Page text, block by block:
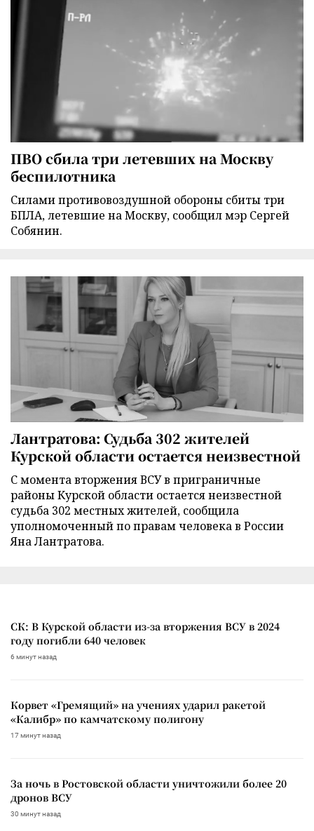
ПВО сбила три летевших на Москву
беспилотника
Силами противовоздушной обороны сбиты три
БПЛА, летевшие на Москву, сообщил мэр Сергей
Собянин.
Лантратова: Судьба 302 жителей
Курской области остается неизвестной
С момента вторжения ВСУ в приграничные
районы Курской области остается неизвестной
судьба 302 местных жителей, сообщила
уполномоченный по правам человека в России
Яна Лантратова.
СК: В Курской области из-за вторжения ВСУ в 2024
году погибли 640 человек
6 минут назад
Корвет «Гремящий» на учениях ударил ракетой
«Калибр» по камчатскому полигону
17 минут назад
За ночь в Ростовской области уничтожили более 20
дронов ВСУ
30 минут назад